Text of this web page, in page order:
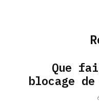
Que
blocage